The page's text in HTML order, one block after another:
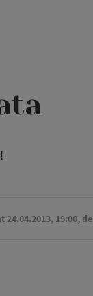
24.04.2013, 19:00, de